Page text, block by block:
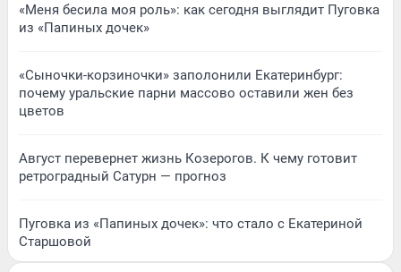
«Меня бесила моя роль»: как сегодня выглядит Пуговка
из «Папиных дочек»
«Сыночки-корзиночки» заполонили Екатеринбург:
почему уральские парни массово оставили жен без
цветов
Август перевернет жизнь Козерогов. К чему готовит
ретроградный Сатурн — прогноз
Пуговка из «Папиных дочек»: что стало с Екатериной
Старшовой